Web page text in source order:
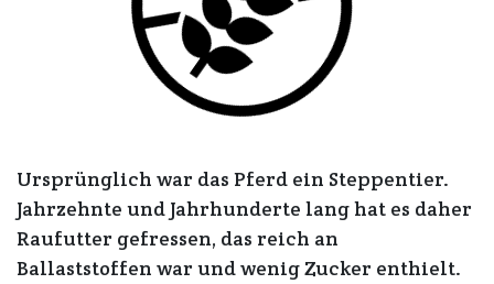
Ursprünglich war das Pferd ein Steppentier.
Jahrzehnte und Jahrhunderte lang hat es daher
Raufutter gefressen, das reich an
Ballaststoffen war und wenig Zucker enthielt.